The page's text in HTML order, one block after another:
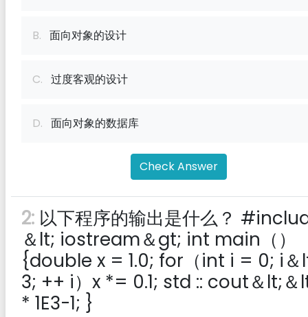
B. 面向对象的设计
C. 过度客观的设计
D. 面向对象的数据库
Check Answer
2: 以下程序的输出是什么？
＆lt; iostream＆gt; int main（）
{double x = 1.0; for（int i = 0; i＆
3; ++ i）x *= 0.1; std :: cout＆lt;＆
* 1E3-1; }